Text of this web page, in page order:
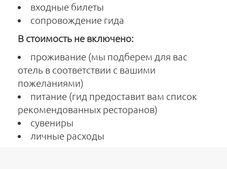
входные билеты
сопровождение гида
В стоимость не включено:
проживание (мы подберем для вас
отель в соответствии с вашими
пожеланиями)
питание (гид предоставит вам список
рекомендованных ресторанов)
сувениры
личные расходы